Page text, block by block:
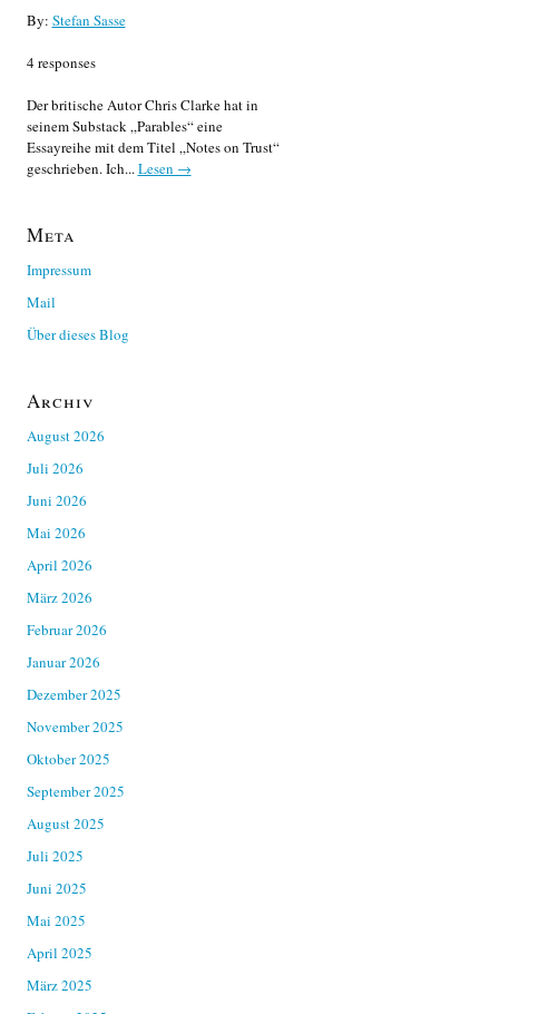
By: Stefan Sasse
4 responses
Der britische Autor Chris Clarke hat in
seinem Substack „Parables“ eine
Essayreihe mit dem Titel „Notes on Trust“
geschrieben. Ich...Lesen →
Meta
Impressum
Mail
Über dieses Blog
Archiv
August 2026
Juli 2026
Juni 2026
Mai 2026
April 2026
März 2026
Februar 2026
Januar 2026
Dezember 2025
November 2025
Oktober 2025
September 2025
August 2025
Juli 2025
Juni 2025
Mai 2025
April 2025
März 2025